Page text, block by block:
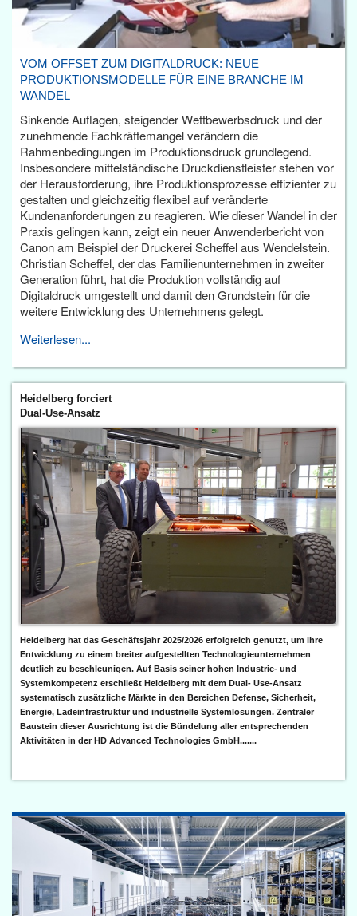
VOM OFFSET ZUM DIGITALDRUCK: NEUE
PRODUKTIONSMODELLE FÜR EINE BRANCHE IM
WANDEL
Sinkende Auflagen, steigender Wettbewerbsdruck und der
zunehmende Fachkräftemangel verändern die
Rahmenbedingungen im Produktionsdruck grundlegend.
Insbesondere mittelständische Druckdienstleister stehen vor
der Herausforderung, ihre Produktionsprozesse effizienter zu
gestalten und gleichzeitig flexibel auf veränderte
Kundenanforderungen zu reagieren. Wie dieser Wandel in der
Praxis gelingen kann, zeigt ein neuer Anwenderbericht von
Canon am Beispiel der Druckerei Scheffel aus Wendelstein.
Christian Scheffel, der das Familienunternehmen in zweiter
Generation führt, hat die Produktion vollständig auf
Digitaldruck umgestellt und damit den Grundstein für die
weitere Entwicklung des Unternehmens gelegt.
Weiterlesen...
Heidelberg forciert
Dual-Use-Ansatz
Heidelberg hat das Geschäftsjahr 2025/2026 erfolgreich genutzt, um ihre
Entwicklung zu einem breiter aufgestellten Technologieunternehmen
deutlich zu beschleunigen. Auf Basis seiner hohen Industrie- und
Systemkompetenz erschließt Heidelberg mit dem Dual- Use-Ansatz
systematisch zusätzliche Märkte in den Bereichen Defense, Sicherheit,
Energie, Ladeinfrastruktur und industrielle Systemlösungen. Zentraler
Baustein dieser Ausrichtung ist die Bündelung aller entsprechenden
Aktivitäten in der HD Advanced Technologies GmbH.......